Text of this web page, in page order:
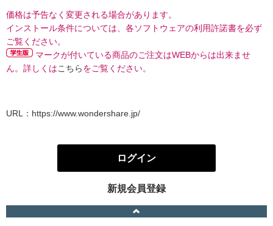
価格は予告なく変更される場合があります。
インストール条件については、各ソフトウェアの利用許諾書を必ず
ご覧ください。
マークが付いている商品のご注文はWEBからは出来ませ
ん。詳しくはこちらをご覧ください。
URL： https://www.wondershare.jp/
ログイン
新規会員登録